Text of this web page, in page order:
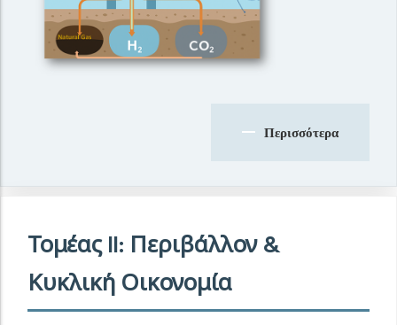
Περισσότερα
Τομέας II: Περιβάλλον &
Κυκλική Οικονομία